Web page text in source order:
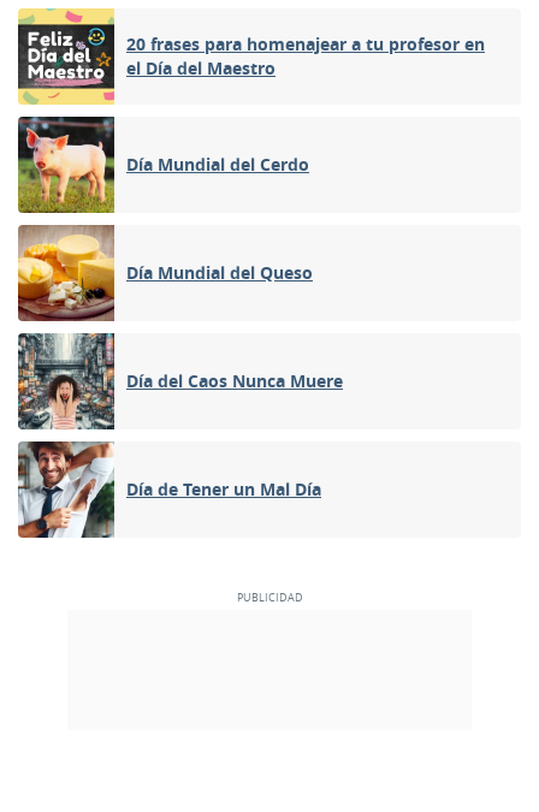
20 frases para homenajear a tu profesor en
el Día del Maestro
Día Mundial del Cerdo
Día Mundial del Queso
Día del Caos Nunca Muere
Día de Tener un Mal Día